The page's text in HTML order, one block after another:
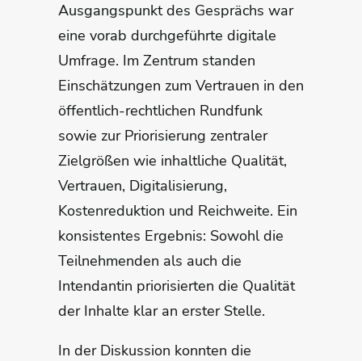
Ausgangspunkt des Gesprächs war
eine vorab durchgeführte digitale
Umfrage. Im Zentrum standen
Einschätzungen zum Vertrauen in den
öffentlich-rechtlichen Rundfunk
sowie zur Priorisierung zentraler
Zielgrößen wie inhaltliche Qualität,
Vertrauen, Digitalisierung,
Kostenreduktion und Reichweite. Ein
konsistentes Ergebnis: Sowohl die
Teilnehmenden als auch die
Intendantin priorisierten die Qualität
der Inhalte klar an erster Stelle.
In der Diskussion konnten die